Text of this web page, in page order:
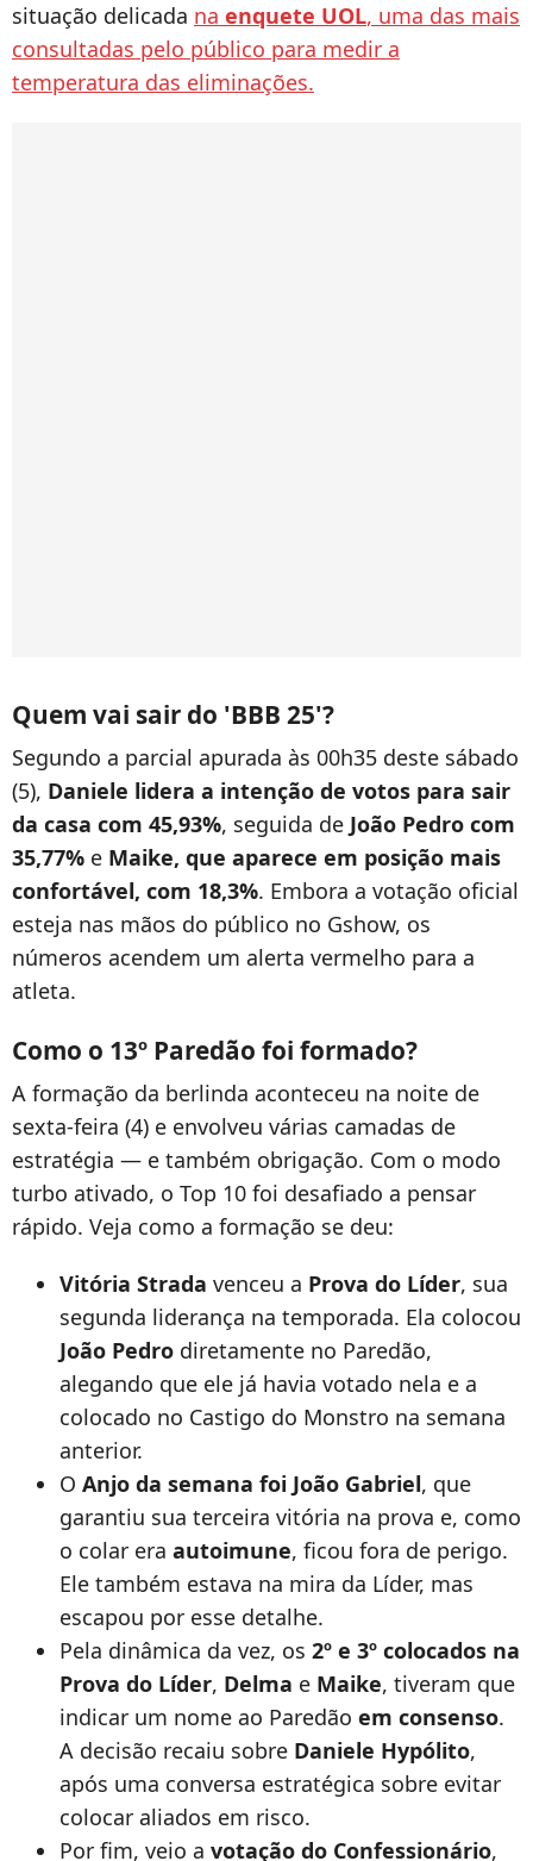
situação delicada na enquete UOL, uma das mais
consultadas pelo público para medir a
temperatura das eliminações.
Quem vai sair do 'BBB 25'?
Segundo a parcial apurada às 00h35 deste sábado
(5), Daniele lidera a intenção de votos para sair
da casa com 45,93%, seguida de João Pedro com
35,77% e Maike, que aparece em posição mais
confortável, com 18,3%. Embora a votação oficial
esteja nas mãos do público no Gshow, os
números acendem um alerta vermelho para a
atleta.
Como o 13º Paredão foi formado?
A formação da berlinda aconteceu na noite de
sexta-feira (4) e envolveu várias camadas de
estratégia — e também obrigação. Com o modo
turbo ativado, o Top 10 foi desafiado a pensar
rápido. Veja como a formação se deu:
Vitória Strada venceu a Prova do Líder, sua
segunda liderança na temporada. Ela colocou
João Pedro diretamente no Paredão,
alegando que ele já havia votado nela e a
colocado no Castigo do Monstro na semana
anterior.
O Anjo da semana foi João Gabriel, que
garantiu sua terceira vitória na prova e, como
o colar era autoimune, ficou fora de perigo.
Ele também estava na mira da Líder, mas
escapou por esse detalhe.
Pela dinâmica da vez, os 2º e 3º colocados na
Prova do Líder, Delma e Maike, tiveram que
indicar um nome ao Paredão em consenso.
A decisão recaiu sobre Daniele Hypólito,
após uma conversa estratégica sobre evitar
colocar aliados em risco.
Por fim, veio a votação do Confessionário,